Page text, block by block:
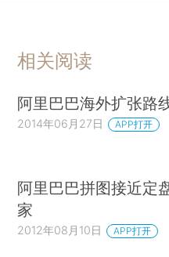
相关阅读
阿里巴巴海外扩张路
2014年06月27日 APP打开
阿里巴巴拼图接近定
家
2012年08月10日 APP打开